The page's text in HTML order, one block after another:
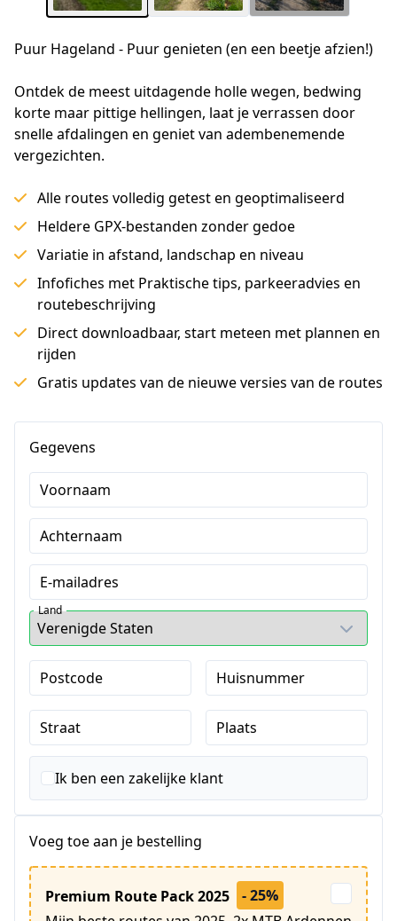
Puur Hageland - Puur genieten (en een beetje afzien!)
Ontdek de meest uitdagende holle wegen, bedwing
korte maar pittige hellingen, laat je verrassen door
snelle afdalingen en geniet van adembenemende
vergezichten.
Alle routes volledig getest en geoptimaliseerd
Heldere GPX-bestanden zonder gedoe
Variatie in afstand, landschap en niveau
Infofiches met Praktische tips, parkeeradvies en
routebeschrijving
Direct downloadbaar, start meteen met plannen en
rijden
Gratis updates van de nieuwe versies van de routes
Gegevens
Voornaam
Achternaam
E-mailadres
Land
Postcode Huisnummer
Straat Plaats
Ik ben een zakelijke klant
Voeg toe aan je bestelling
Premium Route Pack 2025
- 25%